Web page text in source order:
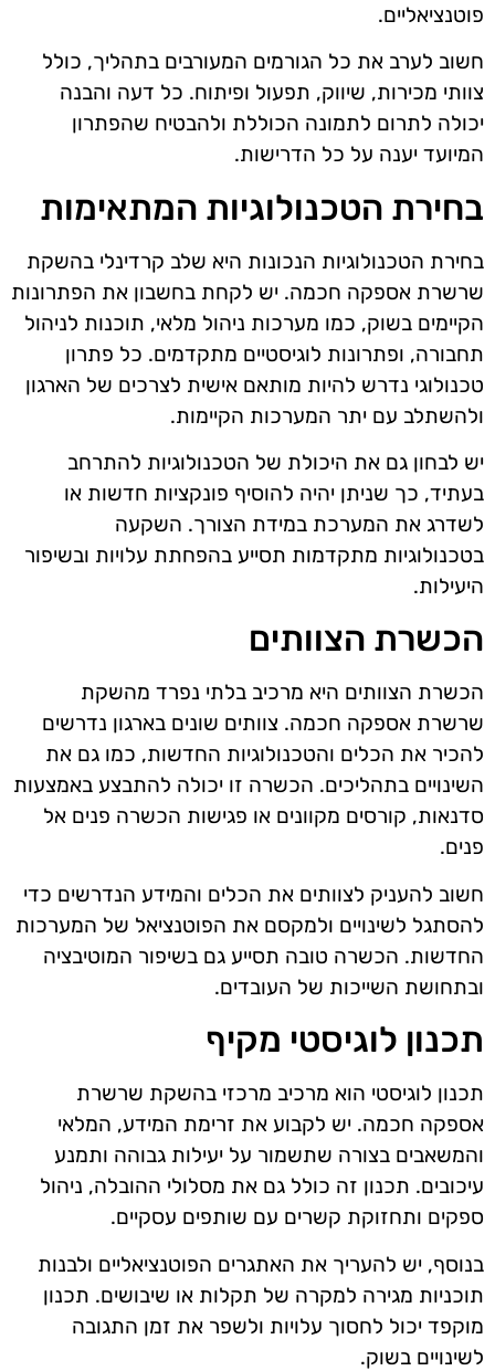
פוטנציאליים.
חשוב לערב את כל הגורמים המעורבים בתהליך, כולל
צוותי מכירות, שיווק, תפעול ופיתוח. כל דעה והבנה
יכולה לתרום לתמונה הכוללת ולהבטיח שהפתרון
המיועד יענה על כל הדרישות.
בחירת הטכנולוגיות המתאימות
בחירת הטכנולוגיות הנכונות היא שלב קרדינלי בהשקת
שרשרת אספקה חכמה. יש לקחת בחשבון את הפתרונות
הקיימים בשוק, כמו מערכות ניהול מלאי, תוכנות לניהול
תחבורה, ופתרונות לוגיסטיים מתקדמים. כל פתרון
טכנולוגי נדרש להיות מותאם אישית לצרכים של הארגון
ולהשתלב עם יתר המערכות הקיימות.
יש לבחון גם את היכולת של הטכנולוגיות להתרחב
בעתיד, כך שניתן יהיה להוסיף פונקציות חדשות או
לשדרג את המערכת במידת הצורך. השקעה
בטכנולוגיות מתקדמות תסייע בהפחתת עלויות ובשיפור
היעילות.
הכשרת הצוותים
הכשרת הצוותים היא מרכיב בלתי נפרד מהשקת
שרשרת אספקה חכמה. צוותים שונים בארגון נדרשים
להכיר את הכלים והטכנולוגיות החדשות, כמו גם את
השינויים בתהליכים. הכשרה זו יכולה להתבצע באמצעות
סדנאות, קורסים מקוונים או פגישות הכשרה פנים אל
פנים.
חשוב להעניק לצוותים את הכלים והמידע הנדרשים כדי
להסתגל לשינויים ולמקסם את הפוטנציאל של המערכות
החדשות. הכשרה טובה תסייע גם בשיפור המוטיבציה
ובתחושת השייכות של העובדים.
תכנון לוגיסטי מקיף
תכנון לוגיסטי הוא מרכיב מרכזי בהשקת שרשרת
אספקה חכמה. יש לקבוע את זרימת המידע, המלאי
והמשאבים בצורה שתשמור על יעילות גבוהה ותמנע
עיכובים. תכנון זה כולל גם את מסלולי ההובלה, ניהול
ספקים ותחזוקת קשרים עם שותפים עסקיים.
בנוסף, יש להעריך את האתגרים הפוטנציאליים ולבנות
תוכניות מגירה למקרה של תקלות או שיבושים. תכנון
מוקפד יכול לחסוך עלויות ולשפר את זמן התגובה
לשינויים בשוק.